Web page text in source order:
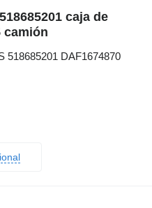
caja de
camión
518685201 DAF1674870